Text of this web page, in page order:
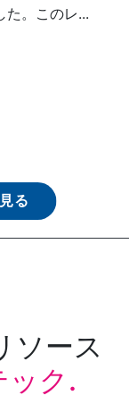
た。このレ...
る
ソース
ック.